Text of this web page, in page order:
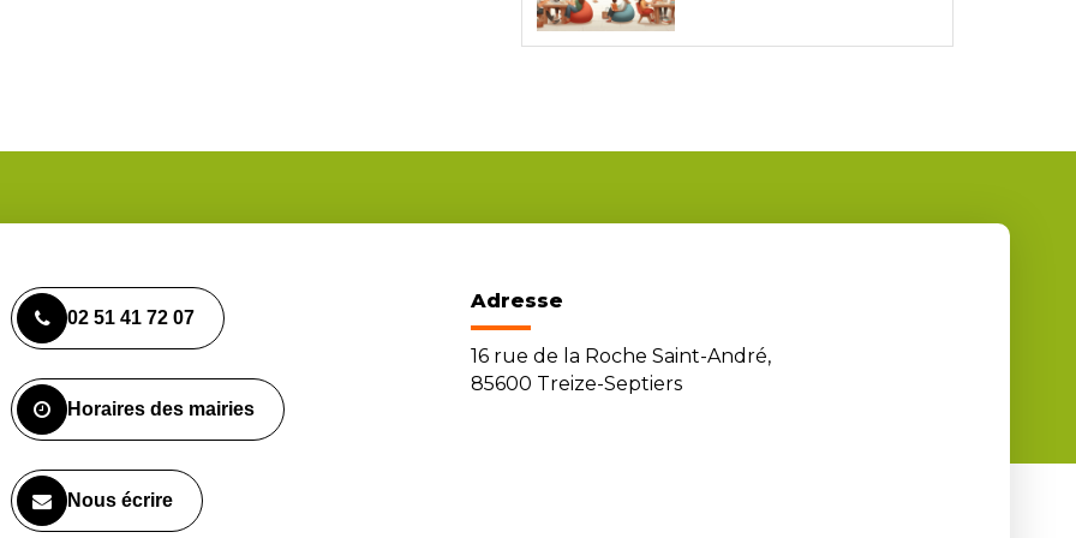
02 51 41 72 07
Horaires des mairies
Nous écrire
Adresse
16 rue de la Roche Saint-André,
85600 Treize-Septiers